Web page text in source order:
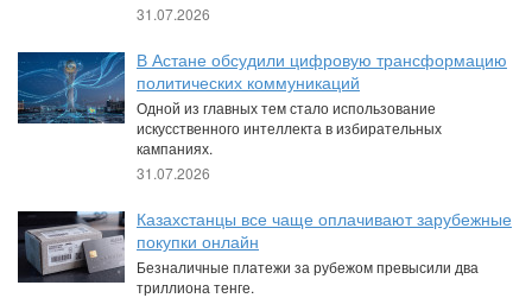
31.07.2026
В Астане обсудили цифровую трансформацию
политических коммуникаций
Одной из главных тем стало использование
искусственного интеллекта в избирательных
кампаниях.
31.07.2026
Казахстанцы все чаще оплачивают зарубежные
покупки онлайн
Безналичные платежи за рубежом превысили два
триллиона тенге.